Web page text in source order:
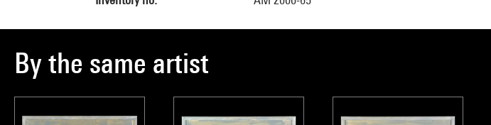
By the same artist